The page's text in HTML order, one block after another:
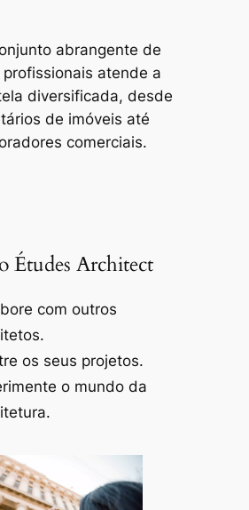
abrangente de
profissionais atende a
diversificada, desde
de imóveis até
comerciais.
Études Architect
com outros
os seus projetos.
o mundo da